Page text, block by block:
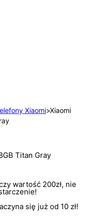
Xiaomi>Xiaomi
Titan Gray
wartość 200zł, nie
się już od 10 zł!